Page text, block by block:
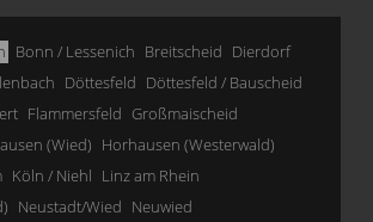
Bonn / Lessenich Breitscheid Dierdorf
Döttesfeld Döttesfeld / Bauscheid
Flammersfeld Großmaischeid
(Wied) Horhausen (Westerwald)
Köln / Niehl Linz am Rhein
Neustadt/Wied Neuwied